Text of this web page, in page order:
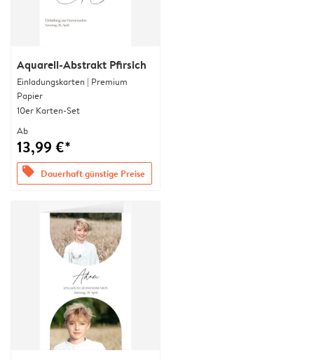
Aquarell-Abstrakt Pfirsich
Einladungskarten | Premium
Papier
10er Karten-Set
Ab
13,99 €*
offers Dauerhaft günstige Preise